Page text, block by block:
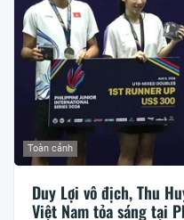
Toàn cảnh
Duy Lợi vô địch, Thu
Việt Nam tỏa sáng tại